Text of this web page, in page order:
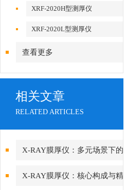
XRF-2020H型测厚仪
XRF-2020L型测厚仪
查看更多
相关文章
RELATED ARTICLES
X-RAY膜厚仪：多元场景下的
精准检测边界
X-RAY膜厚仪：核心构成与精